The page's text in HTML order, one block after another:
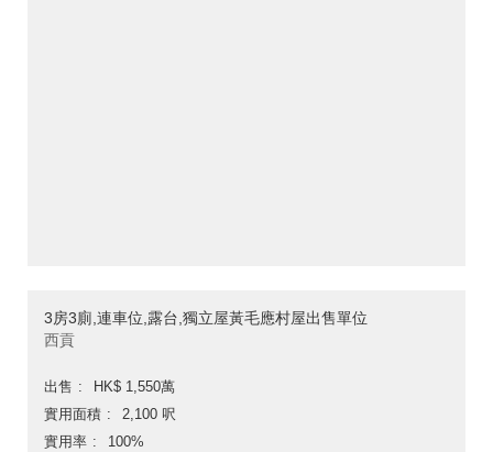
3房3廁,連車位,露台,獨立屋黃毛應村屋出售單位
西貢
出售
HK$ 1,550萬
實用面積
2,100 呎
實用率
100%